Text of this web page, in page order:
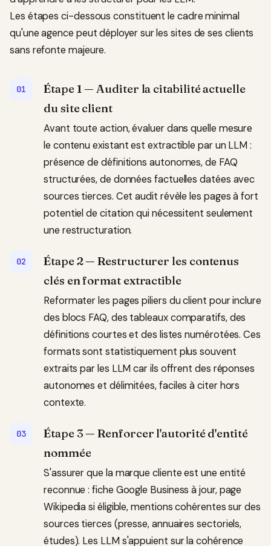
Les étapes ci-dessous constituent le cadre minimal
qu'une agence peut déployer sur les sites de ses clients
sans refonte majeure.
Étape 1 — Auditer la citabilité actuelle
du site client
Avant toute action, évaluer dans quelle mesure
le contenu existant est extractible par un LLM :
présence de définitions autonomes, de FAQ
structurées, de données factuelles datées avec
sources tierces. Cet audit révèle les pages à fort
potentiel de citation qui nécessitent seulement
une restructuration.
Étape 2 — Restructurer les contenus
clés en format extractible
Reformater les pages piliers du client pour inclure
des blocs FAQ, des tableaux comparatifs, des
définitions courtes et des listes numérotées. Ces
formats sont statistiquement plus souvent
extraits par les LLM car ils offrent des réponses
autonomes et délimitées, faciles à citer hors
contexte.
Étape 3 — Renforcer l'autorité d'entité
nommée
S'assurer que la marque cliente est une entité
reconnue : fiche Google Business à jour, page
Wikipedia si éligible, mentions cohérentes sur des
sources tierces (presse, annuaires sectoriels,
études). Les LLM s'appuient sur la cohérence